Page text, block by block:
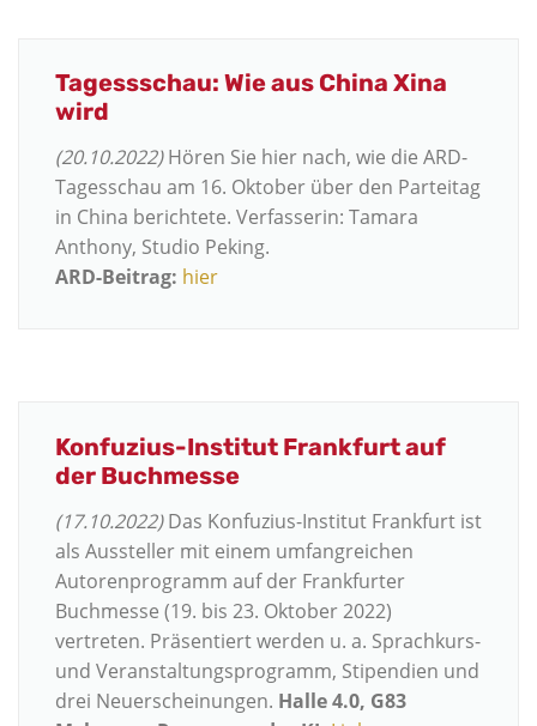
Tagessschau: Wie aus China Xina
wird
(20.10.2022)Hören Sie hier nach, wie die ARD-
Tagesschau am 16. Oktober über den Parteitag
in China berichtete. Verfasserin: Tamara
Anthony, Studio Peking.
ARD-Beitrag: hier
Konfuzius-Institut Frankfurt auf
der Buchmesse
(17.10.2022)Das Konfuzius-Institut Frankfurt ist
als Aussteller mit einem umfangreichen
Autorenprogramm auf der Frankfurter
Buchmesse (19. bis 23. Oktober 2022)
vertreten. Präsentiert werden u. a. Sprachkurs-
und Veranstaltungsprogramm, Stipendien und
drei Neuerscheinungen. Halle 4.0, G83